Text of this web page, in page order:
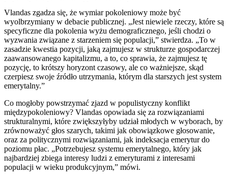
Vlandas zgadza się, że wymiar pokoleniowy może być
wyolbrzymiany w debacie publicznej. „Jest niewiele rzeczy, które są
specyficzne dla pokolenia wyżu demograficznego, jeśli chodzi o
wyzwania związane z starzeniem się populacji,” stwierdza. „To w
zasadzie kwestia pozycji, jaką zajmujesz w strukturze gospodarczej
zaawansowanego kapitalizmu, a to, co sprawia, że zajmujesz tę
pozycję, to krótszy horyzont czasowy, ale co ważniejsze, skąd
czerpiesz swoje źródło utrzymania, którym dla starszych jest system
emerytalny.”
Co mogłoby powstrzymać zjazd w populistyczny konflikt
międzypokoleniowy? Vlandas opowiada się za rozwiązaniami
strukturalnymi, które zwiększyłyby udział młodych w wyborach, by
zrównoważyć głos szarych, takimi jak obowiązkowe głosowanie,
oraz za politycznymi rozwiązaniami, jak indeksacja emerytur do
poziomu płac. „Potrzebujesz systemu emerytalnego, który jak
najbardziej zbiega interesy ludzi z emeryturami z interesami
populacji w wieku produkcyjnym,” mówi.